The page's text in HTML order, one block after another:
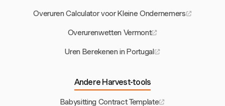
Overuren Calculator voor Kleine Ondernemers
Overurenwetten Vermont
Uren Berekenen in Portugal
Andere Harvest-tools
Babysitting Contract Template